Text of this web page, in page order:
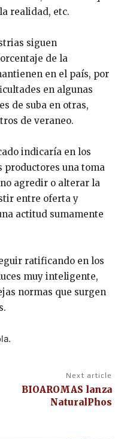
realidad, etc.
siguen
de la
en el país, por
en algunas
de suba en otras,
de veraneo.
indicaría en los
productores una toma
agredir o alterar la
entre oferta y
actitud sumamente
ratificando en los
muy inteligente,
normas que surgen
Next article
BIOAROMAS lanza
NaturalPhos